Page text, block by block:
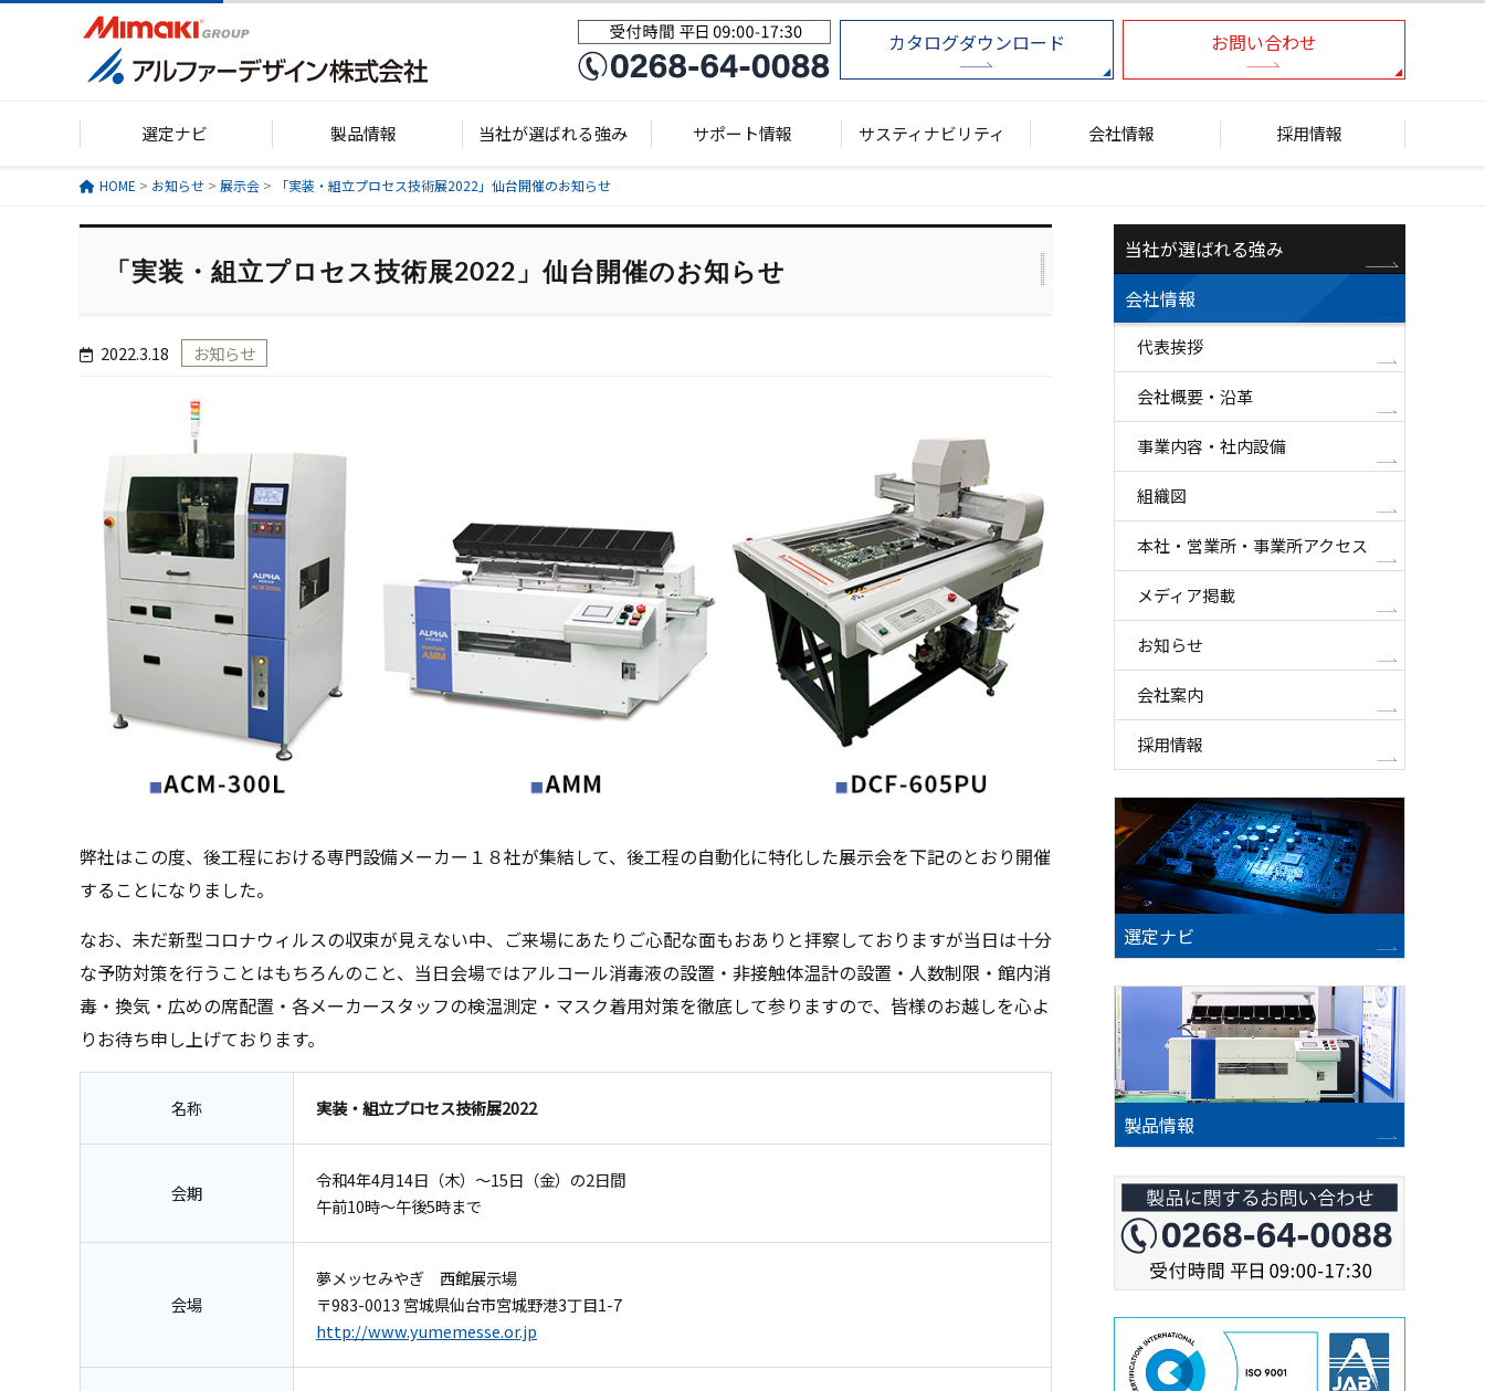
カタログダウンロード お問い合わせ
選定ナビ 製品情報 当社が選ばれる強み サポート情報 サスティナビリティ 会社情報 採用情報
HOME > お知らせ> 展示会> 「実装・組立プロセス技術展2022」仙台開催のお知らせ
「実装・組立プロセス技術展2022」仙台開催のお知らせ
2022.3.18 お知らせ
弊社はこの度、後工程における専門設備メーカー１８社が集結して、後工程の自動化に特化した展示会を下記のとおり開催
することになりました。
なお、未だ新型コロナウィルスの収束が見えない中、ご来場にあたりご心配な面もおありと拝察しておりますが当日は十分
な予防対策を行うことはもちろんのこと、当日会場ではアルコール消毒液の設置・非接触体温計の設置・人数制限・館内消
毒・換気・広めの席配置・各メーカースタッフの検温測定・マスク着用対策を徹底して参りますので、皆様のお越しを心よ
りお待ち申し上げております。
名称 実装・組立プロセス技術展2022
会期
令和4年4月14日（木）～15日（金）の2日間
午前10時～午後5時まで
会場
夢メッセみやぎ 西館展示場
〒983-0013 宮城県仙台市宮城野港3丁目1-7
http://www.yumemesse.or.jp
当社が選ばれる強み
会社情報
代表挨拶
会社概要・沿革
事業内容・社内設備
組織図
本社・営業所・事業所アクセス
メディア掲載
お知らせ
会社案内
採用情報
選定ナビ
製品情報